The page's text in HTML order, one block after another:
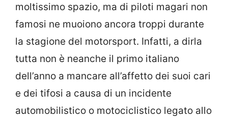
moltissimo spazio, ma di piloti magari non
famosi ne muoiono ancora troppi durante
la stagione del motorsport. Infatti, a dirla
tutta non è neanche il primo italiano
dell’anno a mancare all’affetto dei suoi cari
e dei tifosi a causa di un incidente
automobilistico o motociclistico legato allo